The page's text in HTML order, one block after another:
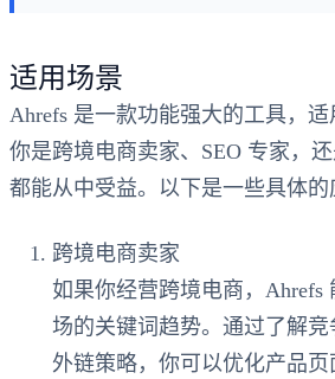
适用场景
Ahrefs 是一款功能强大的工具，
你是跨境电商卖家、SEO 专家，还
都能从中受益。以下是一些具体的
跨境电商卖家
如果你经营跨境电商，Ahrefs
场的关键词趋势。通过了解
外链策略，你可以优化产品页